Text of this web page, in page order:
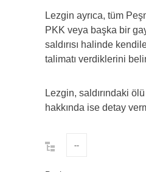
Lezgin ayrıca, tüm
PKK veya başka bir
saldırısı halinde
talimatı verdiklerini
Lezgin, saldırındaki ölü
hakkında ise detay
--